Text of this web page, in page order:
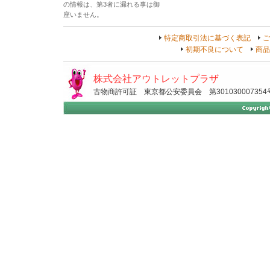
の情報は、第3者に漏れる事は御
座いません。
特定商取引法に基づく表記
初期不良について
商
株式会社アウトレットプラザ
古物商許可証 東京都公安委員会 第301030007354